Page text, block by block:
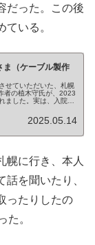
だった。この後
いる。
ま（ケーブル製作
せていただいた、札幌
者の植木守氏が、2023
ました。実は、入院さ
2025.05.14
に行き、本人
を聞いたり、
ったりしたの
た。